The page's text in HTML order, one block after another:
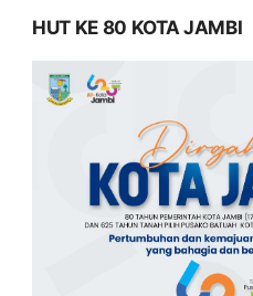
HUT KE 80 KOTA JAMBI